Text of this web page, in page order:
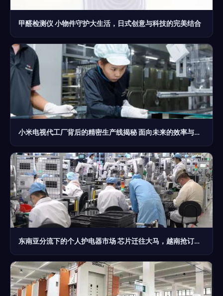
甲醛检测仪 小物件守护大生活，日式创意与科技的完美结合
小米电视代工厂背后的精密生产线揭秘 面向未来的效率与品质管控
东南亚分流下的个人护电器市场 芯片迁往大马，越南抢订单，但上海代工厂并未完全缺席？